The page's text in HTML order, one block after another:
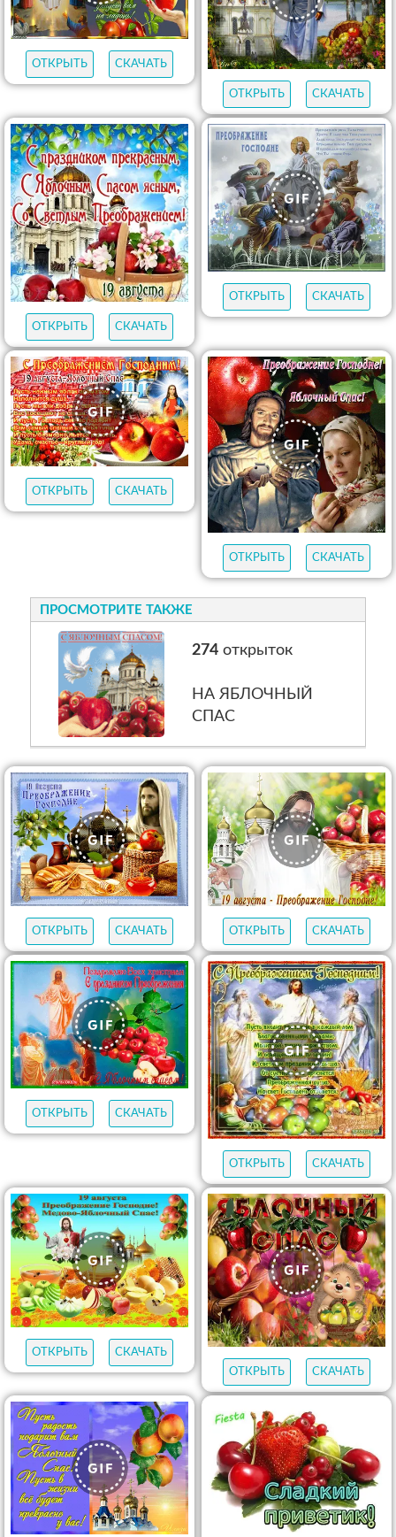
ОТКРЫТЬ СКАЧАТЬ
ОТКРЫТЬ СКАЧАТЬ
ОТКРЫТЬ СКАЧАТЬ
ОТКРЫТЬ СКАЧАТЬ
ОТКРЫТЬ СКАЧАТЬ
ОТКРЫТЬ СКАЧАТЬ
ПРОСМОТРИТЕ ТАКЖЕ
274открыток
НА ЯБЛОЧНЫЙ
СПАС
ОТКРЫТЬ СКАЧАТЬ ОТКРЫТЬ СКАЧАТЬ
ОТКРЫТЬ СКАЧАТЬ
ОТКРЫТЬ СКАЧАТЬ
ОТКРЫТЬ
СКАЧАТЬ
ОТКРЫТЬ
СКАЧАТЬ